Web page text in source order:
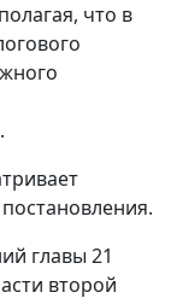
что в
главы 21
второй